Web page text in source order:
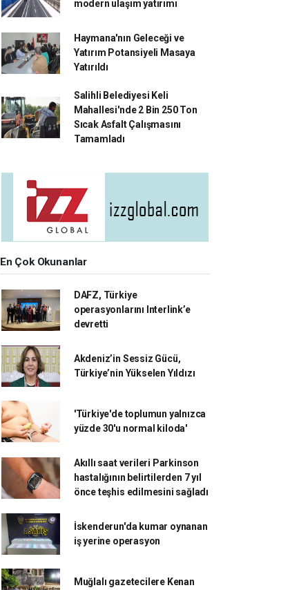
modern ulaşım yatırımı
Haymana'nın Geleceği ve
Yatırım Potansiyeli Masaya
Yatırıldı
Salihli Belediyesi Keli
Mahallesi'nde 2 Bin 250 Ton
Sıcak Asfalt Çalışmasını
Tamamladı
En Çok Okunanlar
DAFZ, Türkiye
operasyonlarını Interlink’e
devretti
Akdeniz’in Sessiz Gücü,
Türkiye’nin Yükselen Yıldızı
'Türkiye'de toplumun yalnızca
yüzde 30'u normal kiloda'
Akıllı saat verileri Parkinson
hastalığının belirtilerden 7 yıl
önce teşhis edilmesini sağladı
İskenderun'da kumar oynanan
iş yerine operasyon
Muğlalı gazetecilere Kenan